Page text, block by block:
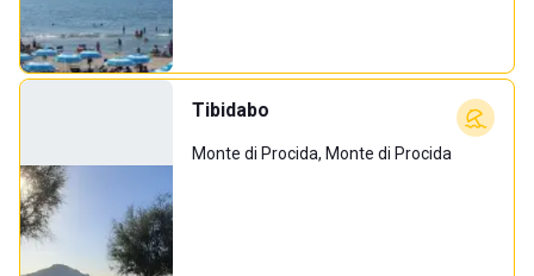
Tibidabo
Monte di Procida, Monte di Procida